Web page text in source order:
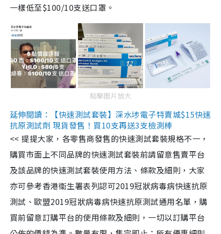
一樣低至$100/10支送口罩。
點擊圖片放大
延伸閱讀：【快速測試套裝】深水埗電子特賣城$15快速
抗原測試劑 現貨發售！買10支再送3支檢測棒
<< 提提大家，各零售商發售的快速測試套裝規格不一，
購買市面上不同品牌的快速測試套裝前請留意售賣平台
及該品牌的快速測試套裝使用方法、條款及細則，大家
亦可參考香港衞生署表列認可2019冠狀病毒病快速抗原
測試、歐盟2019冠狀病毒病快速抗原測試通用名單，購
買前留意訂購平台的使用條款及細則，一切以訂購平台